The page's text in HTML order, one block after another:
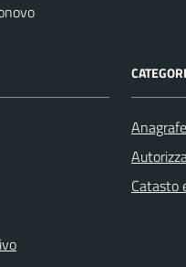
Catasto